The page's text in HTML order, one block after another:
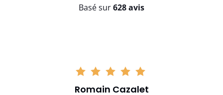
Basé sur628 avis
Romain Cazalet